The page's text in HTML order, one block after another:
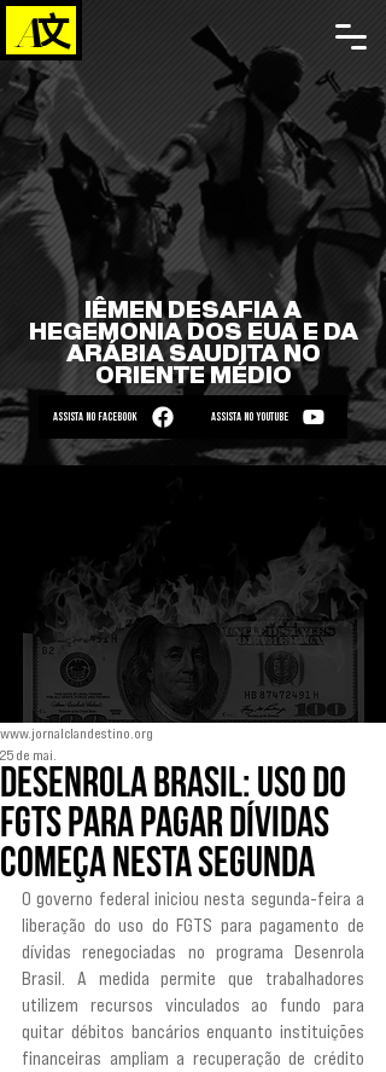
IÊMEN DESAFIA A
HEGEMONIA DOS EUA E DA
ARÁBIA SAUDITA NO
ORIENTE MÉDIO
ASSISTA NO FACEBOOK ASSISTA NO YOUTUBE
Desenrola Brasil: uso do
FGTS para pagar dívidas
começa nesta segunda
www.jornalclandestino.org
25 de mai.
O governo federal iniciou nesta segunda-feira a
liberação do uso do FGTS para pagamento de
dívidas renegociadas no programa Desenrola
Brasil. A medida permite que trabalhadores
utilizem recursos vinculados ao fundo para
quitar débitos bancários enquanto instituições
financeiras ampliam a recuperação de crédito